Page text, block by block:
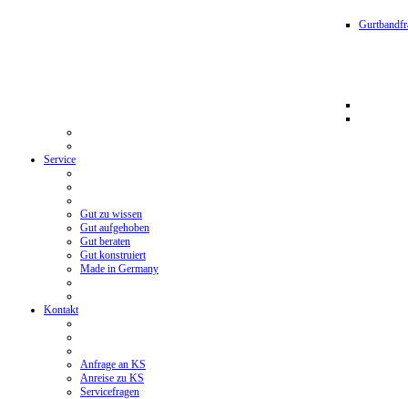
Service
Gut zu wissen
Gut aufgehoben
Gut beraten
Gut konstruiert
Made in Germany
Kontakt
Anfrage an KS
Anreise zu KS
Servicefragen